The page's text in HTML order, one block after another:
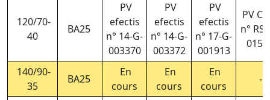
120/70-
40
BA25
PV
efectis
n° 14-G-
003370
PV
efectis
n° 14-G-
003372
PV
efectis
n° 17-G-
001913
PV
n°
015/
140/90-
35
BA25
En
cours
En
cours
En
cours
-